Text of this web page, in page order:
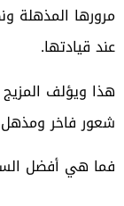
مرورها المذهلة
عند قيادتها.
هذا ويؤلف المزيج
شعور فاخر
فما هي أفضل